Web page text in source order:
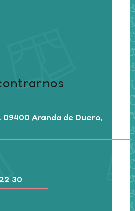
09400 Aranda de Duero,
30